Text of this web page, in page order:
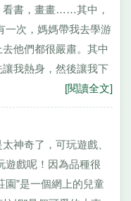
看書，畫畫……其中，
一次，媽媽帶我去學游
他們都很嚴肅。其中
我熱身，然後讓我下
[閱讀全文]
神奇了，可玩遊戲、
戲呢！因為品種很
園”是一個網上的兒童